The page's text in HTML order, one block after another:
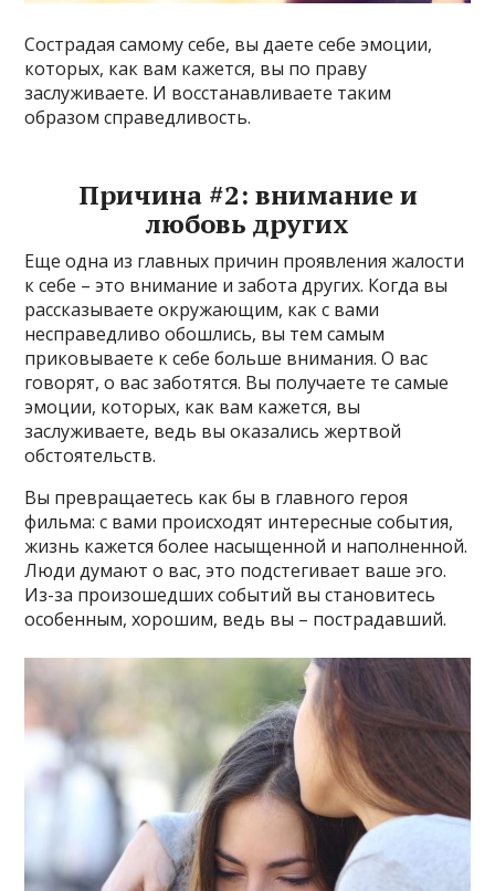
Сострадая самому себе, вы даете себе эмоции,
которых, как вам кажется, вы по праву
заслуживаете. И восстанавливаете таким
образом справедливость.
Причина #2: внимание и
любовь других
Еще одна из главных причин проявления жалости
к себе – это внимание и забота других. Когда вы
рассказываете окружающим, как с вами
несправедливо обошлись, вы тем самым
приковываете к себе больше внимания. О вас
говорят, о вас заботятся. Вы получаете те самые
эмоции, которых, как вам кажется, вы
заслуживаете, ведь вы оказались жертвой
обстоятельств.
Вы превращаетесь как бы в главного героя
фильма: с вами происходят интересные события,
жизнь кажется более насыщенной и наполненной.
Люди думают о вас, это подстегивает ваше эго.
Из-за произошедших событий вы становитесь
особенным, хорошим, ведь вы – пострадавший.